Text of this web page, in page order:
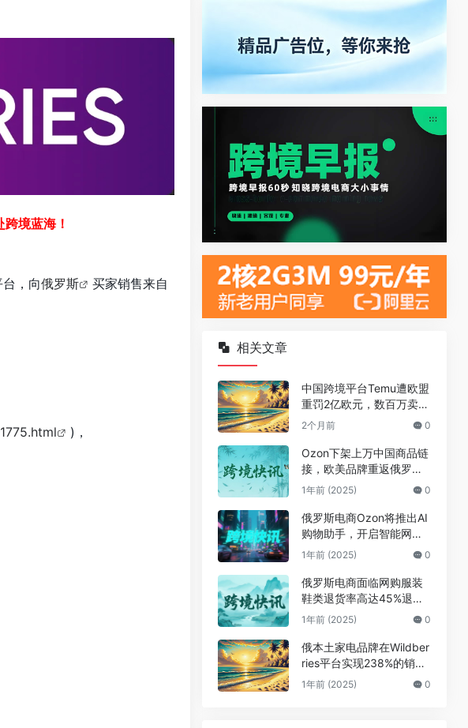
境蓝海！
，向俄罗斯
买家销售来自
)，
相关文章
中国跨境平台Temu遭欧盟
重罚2亿欧元，数百万卖家
恐受牵连
2个月前 0
Ozon下架上万中国商品链
接，欧美品牌重返俄罗斯
引发电商洗牌
1年前 (2025) 0
俄罗斯电商Ozon将推出AI
购物助手，开启智能网购
搜索时代
1年前 (2025) 0
俄罗斯电商面临网购服装
鞋类退货率高达45%退货
潮挑战
1年前 (2025) 0
俄本土家电品牌在Wildber
ries平台实现238%的销售
增长
1年前 (2025) 0